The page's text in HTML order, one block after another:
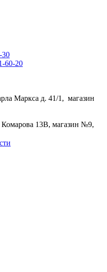
30
60-20
Маркса д. 41/1, магазин
13В, магазин №9,